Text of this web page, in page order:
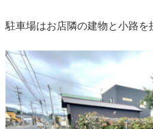
駐車場はお店隣の建物と小路を